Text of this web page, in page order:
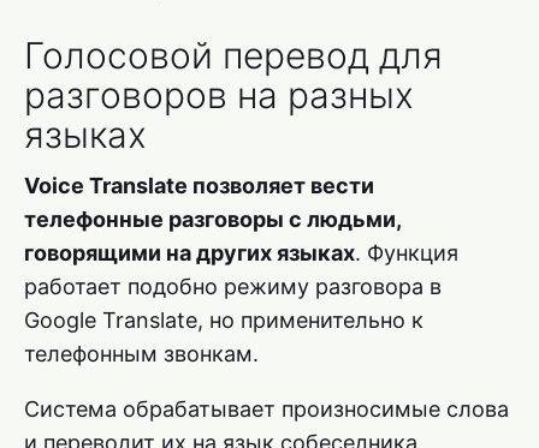
Голосовой перевод для
разговоров на разных
языках
Voice Translate позволяет вести
телефонные разговоры с людьми,
говорящими на других языках. Функция
работает подобно режиму разговора в
Google Translate, но применительно к
телефонным звонкам.
Система обрабатывает произносимые слова
и переводит их на язык собеседника,